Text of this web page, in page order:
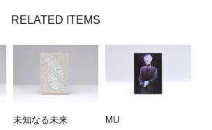
RELATED ITEMS
未知なる未来
MU